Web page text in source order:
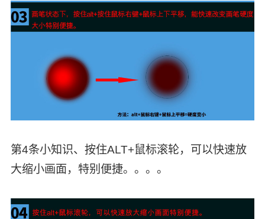
第4条小知识、按住ALT+鼠标滚轮，可以快速放
大缩小画面，特别便捷。。。。